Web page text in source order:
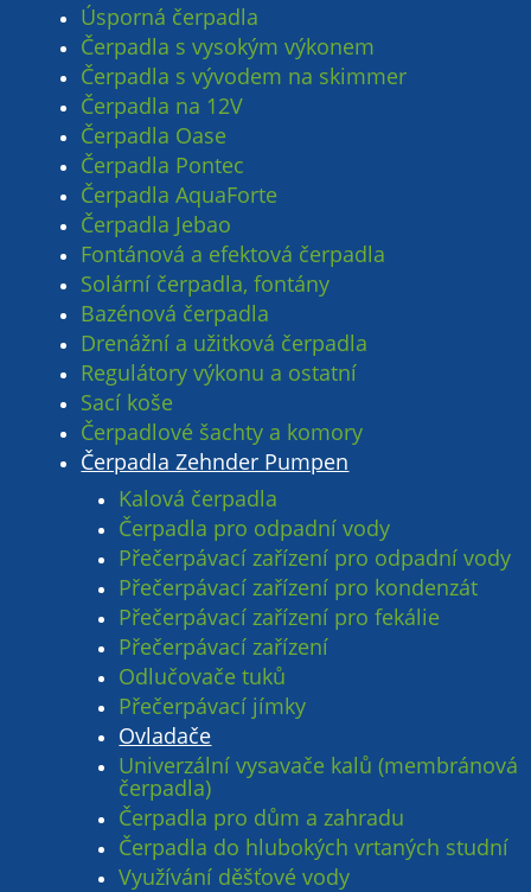
Úsporná čerpadla
Čerpadla s vysokým výkonem
Čerpadla s vývodem na skimmer
Čerpadla na 12V
Čerpadla Oase
Čerpadla Pontec
Čerpadla AquaForte
Čerpadla Jebao
Fontánová a efektová čerpadla
Solární čerpadla, fontány
Bazénová čerpadla
Drenážní a užitková čerpadla
Regulátory výkonu a ostatní
Sací koše
Čerpadlové šachty a komory
Čerpadla Zehnder Pumpen
Kalová čerpadla
Čerpadla pro odpadní vody
Přečerpávací zařízení pro odpadní vody
Přečerpávací zařízení pro kondenzát
Přečerpávací zařízení pro fekálie
Přečerpávací zařízení
Odlučovače tuků
Přečerpávací jímky
Ovladače
Univerzální vysavače kalů (membránová
čerpadla)
Čerpadla pro dům a zahradu
Čerpadla do hlubokých vrtaných studní
Využívání děšťové vody